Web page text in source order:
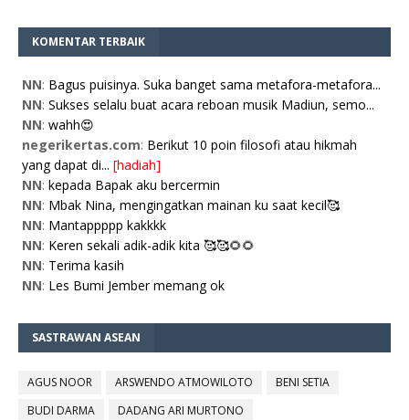
KOMENTAR TERBAIK
NN: Bagus puisinya. Suka banget sama metafora-metafora...
NN: Sukses selalu buat acara reboan musik Madiun, semo...
NN: wahh😍
negerikertas.com: Berikut 10 poin filosofi atau hikmah
yang dapat di... [hadiah]
NN: kepada Bapak aku bercermin
NN: Mbak Nina, mengingatkan mainan ku saat kecil🥰
NN: Mantappppp kakkkk
NN: Keren sekali adik-adik kita 🥰🥰🌻🌻
NN: Terima kasih
NN: Les Bumi Jember memang ok
SASTRAWAN ASEAN
AGUS NOOR ARSWENDO ATMOWILOTO
BENI SETIA
BUDI DARMA
DADANG ARI MURTONO